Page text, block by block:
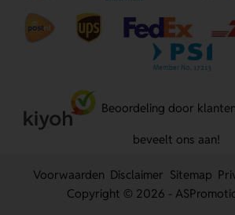
Beoordeling door
beveelt ons aan!
Voorwaarden Disclaimer Sitemap
Copyright © 2026 -